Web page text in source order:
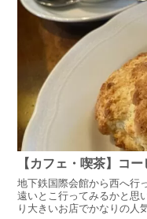
【カフェ・喫茶】コ
地下鉄国際会館から西へ行
遠いとこ行ってみるかと思
り大きいお店でかなりの人